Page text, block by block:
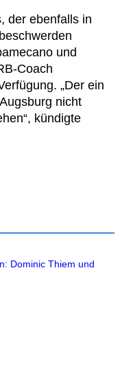
der ebenfalls in
und
Coach
„Der ein
nicht
kündigte